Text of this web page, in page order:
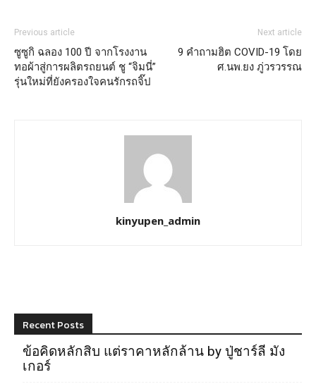
Previous article
ซูซูกิ ฉลอง 100 ปี จากโรงงาน
ทอผ้าสู่การผลิตรถยนต์ ชู “จิมนี่”
รุ่นใหม่ที่ยังครองใจคนรักรถจิ๊ป
Next article
9 คำถามฮิต COVID-19 โดย
ศ.นพ.ยง ภู่วรวรรณ
kinyupen_admin
Recent Posts
ข้อคิดหลักสิบ แต่ราคาหลักล้าน by ปู่ชาร์ลี มัง
เกอร์